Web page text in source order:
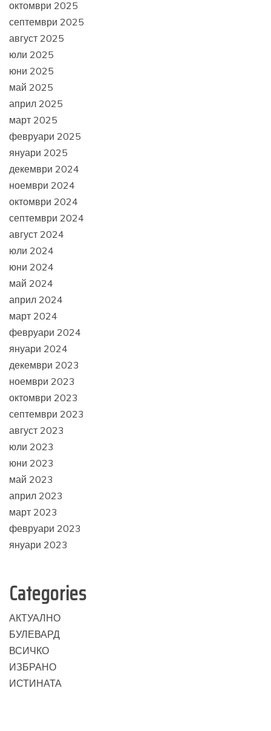
октомври 2025
септември 2025
август 2025
юли 2025
юни 2025
май 2025
април 2025
март 2025
февруари 2025
януари 2025
декември 2024
ноември 2024
октомври 2024
септември 2024
август 2024
юли 2024
юни 2024
май 2024
април 2024
март 2024
февруари 2024
януари 2024
декември 2023
ноември 2023
октомври 2023
септември 2023
август 2023
юли 2023
юни 2023
май 2023
април 2023
март 2023
февруари 2023
януари 2023
Categories
АКТУАЛНО
БУЛЕВАРД
ВСИЧКО
ИЗБРАНО
ИСТИНАТА